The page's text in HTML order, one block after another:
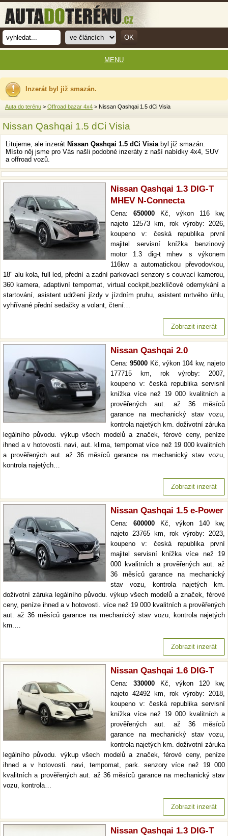
Inzerát byl již smazán.
Auta do terénu > Offroad bazar 4x4 > Nissan Qashqai 1.5 dCi Visia
Nissan Qashqai 1.5 dCi Visia
Litujeme, ale inzerát Nissan Qashqai 1.5 dCi Visiabyl již smazán.
Místo něj jsme pro Vás našli podobné inzeráty z naší nabídky 4x4, SUV
a offroad vozů.
Nissan Qashqai 1.3 DIG-T
MHEV N-Connecta
Cena: 650000 Kč, výkon 116 kw,
najeto 12573 km, rok výroby: 2026,
koupeno v: česká republika první
majitel servisní knížka benzinový
motor 1.3 dig-t mhev s výkonem
116kw a automatickou převodovkou,
18" alu kola, full led, přední a zadní parkovací senzory s couvací kamerou,
360 kamera, adaptivní tempomat, virtual cockpit,bezklíčové odemykání a
startování, asistent udržení jízdy v jízdním pruhu, asistent mrtvého úhlu,
vyhřívané přední sedačky a volant, čtení…
Zobrazit inzerát
Nissan Qashqai 2.0
Cena:95000 Kč, výkon 104 kw, najeto
177715 km, rok výroby: 2007,
koupeno v: česká republika servisní
knížka více než 19 000 kvalitních a
prověřených aut. až 36 měsíců
garance na mechanický stav vozu,
kontrola najetých km. doživotní záruka
legálního původu. výkup všech modelů a značek, férové ceny, peníze
ihned a v hotovosti. navi, aut. klima, tempomat více než 19 000 kvalitních
a prověřených aut. až 36 měsíců garance na mechanický stav vozu,
kontrola najetých…
Zobrazit inzerát
Nissan Qashqai 1.5 e-Power
Cena: 600000Kč, výkon 140 kw,
najeto 23765 km, rok výroby: 2023,
koupeno v: česká republika první
majitel servisní knížka více než 19
000 kvalitních a prověřených aut. až
36 měsíců garance na mechanický
stav vozu, kontrola najetých km.
doživotní záruka legálního původu. výkup všech modelů a značek, férové
ceny, peníze ihned a v hotovosti. více než 19 000 kvalitních a prověřených
aut. až 36 měsíců garance na mechanický stav vozu, kontrola najetých
km.…
Zobrazit inzerát
Nissan Qashqai 1.6 DIG-T
Cena: 330000Kč, výkon 120 kw,
najeto 42492 km, rok výroby: 2018,
koupeno v: česká republika servisní
knížka více než 19 000 kvalitních a
prověřených aut. až 36 měsíců
garance na mechanický stav vozu,
kontrola najetých km. doživotní záruka
legálního původu. výkup všech modelů a značek, férové ceny, peníze
ihned a v hotovosti. navi, tempomat, park. senzory více než 19 000
kvalitních a prověřených aut. až 36 měsíců garance na mechanický stav
vozu, kontrola…
Zobrazit inzerát
Nissan Qashqai 1.3 DIG-T
MENU